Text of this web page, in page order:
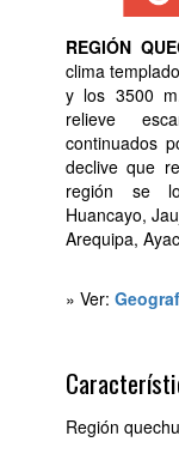
REGIÓN
clima
y los 3500
relieve
continuados
declive que
región se
Huancayo,
Arequipa,
» Ver:
Región